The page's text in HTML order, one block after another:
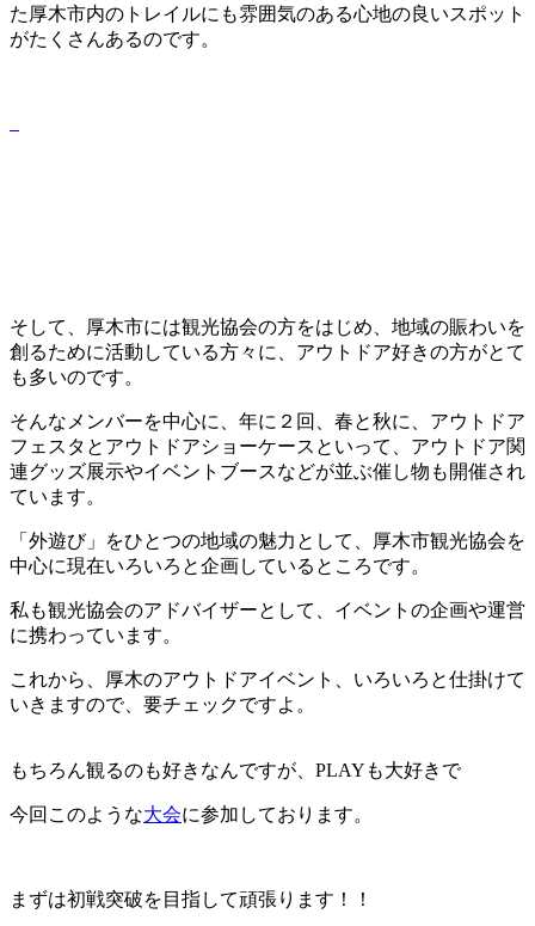
た厚木市内のトレイルにも雰囲気のある心地の良いスポット
がたくさんあるのです。
そして、厚木市には観光協会の方をはじめ、地域の賑わいを
創るために活動している方々に、アウトドア好きの方がとて
も多いのです。
そんなメンバーを中心に、年に２回、春と秋に、アウトドア
フェスタとアウトドアショーケースといって、アウトドア関
連グッズ展示やイベントブースなどが並ぶ催し物も開催され
ています。
「外遊び」をひとつの地域の魅力として、厚木市観光協会を
中心に現在いろいろと企画しているところです。
私も観光協会のアドバイザーとして、イベントの企画や運営
に携わっています。
これから、厚木のアウトドアイベント、いろいろと仕掛けて
いきますので、要チェックですよ。
もちろん観るのも好きなんですが、PLAYも大好きで
今回このような大会に参加しております。
まずは初戦突破を目指して頑張ります！！